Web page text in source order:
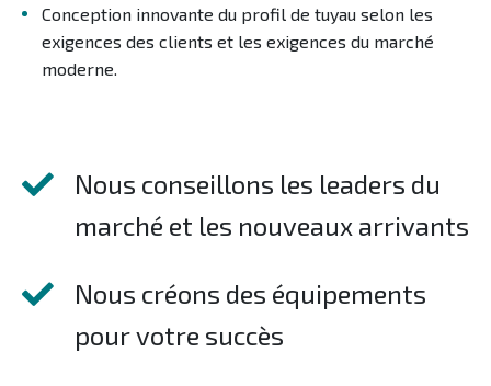
Conception innovante du profil de tuyau selon les
exigences des clients et les exigences du marché
moderne.
Nous conseillons les leaders du
marché et les nouveaux arrivants
Nous créons des équipements
pour votre succès